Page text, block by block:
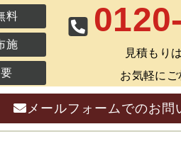
料
施
見積もりは
お気軽にご
メールフォームでのお問